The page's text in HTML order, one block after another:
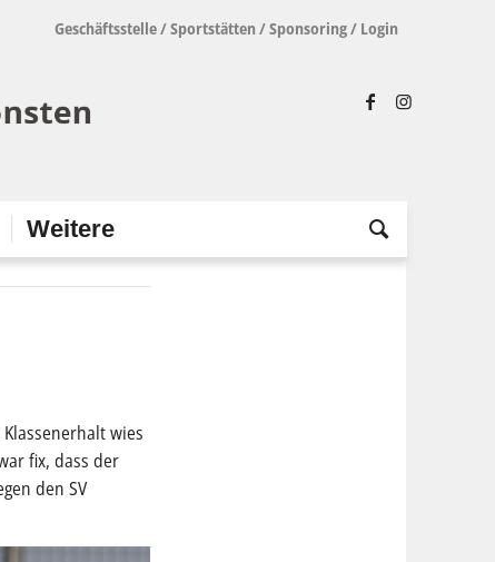
Geschäftsstelle/Sportstätten /Sponsoring/ Login
Weitere
wies
fix, dass der
den SV